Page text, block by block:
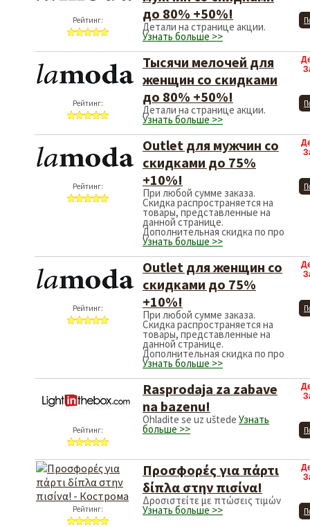
Рейтинг:
до 80% +50%!
Детали на странице акции.
Узнать больше >>
Рейтинг:
Тысячи мелочей для
женщин со скидками
до 80% +50%!
Детали на странице акции.
Узнать больше >>
Рейтинг:
Outlet для мужчин со
скидками до 75%
+10%!
При любой сумме заказа.
Скидка распространяется на
товары, представленные на
данной странице.
Дополнительная скидка по про
Узнать больше >>
Рейтинг:
Outlet для женщин со
скидками до 75%
+10%!
При любой сумме заказа.
Скидка распространяется на
товары, представленные на
данной странице.
Дополнительная скидка по про
Узнать больше >>
Рейтинг:
Rasprodaja za zabave
na bazenu!
Ohladite se uz uštede Узнать
больше >>
Рейтинг:
Προσφορές για πάρτι
δίπλα στην πισίνα!
Δροσιστείτε με πτώσεις τιμών
Узнать больше >>